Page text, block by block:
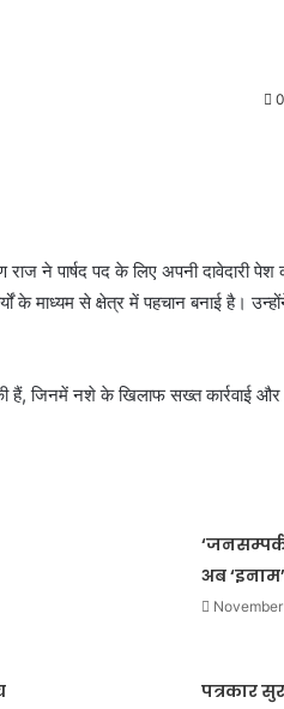
0
राज ने पार्षद पद के लिए अपनी दावेदारी
माध्यम से क्षेत्र में पहचान बनाई है।
हैं, जिनमें नशे के खिलाफ सख्त कार्रवाई
अब
पत्रकार